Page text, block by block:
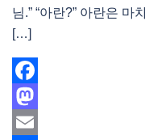
님.” “아란?” 아란은
[…]
Facebook
Mastodon